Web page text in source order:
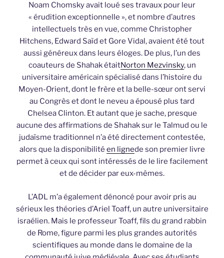
Noam Chomsky avait loué ses travaux pour leur
« érudition exceptionnelle », et nombre d’autres
intellectuels très en vue, comme Christopher
Hitchens, Edward Saïd et Gore Vidal, avaient été tout
aussi généreux dans leurs éloges. De plus, l’un des
coauteurs de Shahak étaitNorton Mezvinsky, un
universitaire américain spécialisé dans l’histoire du
Moyen-Orient, dont le frère et la belle-sœur ont servi
au Congrès et dont le neveu a épousé plus tard
Chelsea Clinton. Et autant que je sache, presque
aucune des affirmations de Shahak sur le Talmud ou le
judaïsme traditionnel n’a été directement contestée,
alors que la disponibilité en lignede son premier livre
permet à ceux qui sont intéressés de le lire facilement
et de décider par eux-mêmes.
L’ADL m’a également dénoncé pour avoir pris au
sérieux les théories d’Ariel Toaff, un autre universitaire
israélien. Mais le professeur Toaff, fils du grand rabbin
de Rome, figure parmi les plus grandes autorités
scientifiques au monde dans le domaine de la